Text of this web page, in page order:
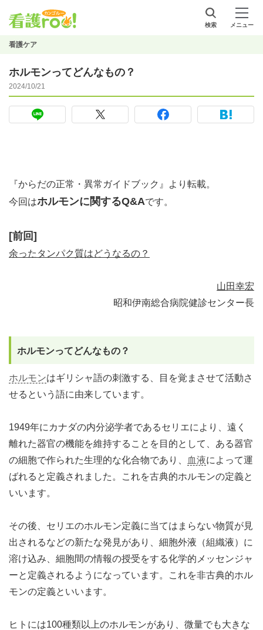
検索 メニュー
看護ケア
ホルモンってどんなもの？
2024/10/21
『からだの正常・異常ガイドブック』より転載。
今回はホルモンに関するQ&Aです。
[前回]
余ったタンパク質はどうなるの？
山田幸宏
昭和伊南総合病院健診センター長
ホルモンってどんなもの？
ホルモンはギリシャ語の刺激する、目を覚まさせて活動さ
せるという語に由来しています。
1949年にカナダの内分泌学者であるセリエにより、遠く
離れた器官の機能を維持することを目的として、ある器官
の細胞で作られた生理的な化合物であり、
血液によって運
ばれると定義されました。これを古典的ホルモンの定義と
いいます。
その後、セリエのホルモン定義に当てはまらない物質が見
出されるなどの新たな発見があり、細胞外液（組織液）に
溶け込み、細胞間の情報の授受をする化学的メッセンジャ
ーと定義されるようになっています。これを非古典的ホル
モンの定義といいます。
ヒトには100種類以上のホルモンがあり、微量でも大きな